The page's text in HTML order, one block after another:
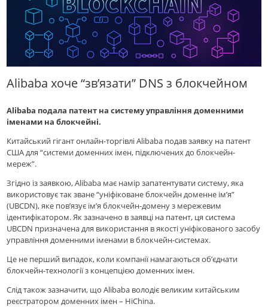
Alibaba хоче “зв’язати” DNS з блокчейном
Alibaba подала патент на систему управління доменними
іменами на блокчейні.
Китайський гігант онлайн-торгівлі Alibaba подав заявку на патент
США для “системи доменних імен, підключених до блокчейн-
мереж”.
Згідно із заявкою, Alibaba має намір запатентувати систему, яка
використовує так зване “уніфіковане блокчейн доменне ім’я”
(UBCDN), яке пов’язує ім’я блокчейн-домену з мережевим
ідентифікатором. Як зазначено в заявці на патент, ця система
UBCDN призначена для використання в якості уніфікованого засобу
управління доменними іменами в блокчейн-системах.
Це не перший випадок, коли компанії намагаються об’єднати
блокчейн-технології з концепцією доменних імен.
Слід також зазначити, що Alibaba володіє великим китайським
реєстратором доменних імен – HiChina.